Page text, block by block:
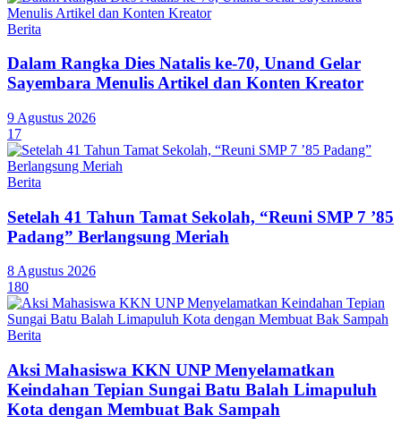
Berita
Dalam Rangka Dies Natalis ke-70, Unand Gelar
Sayembara Menulis Artikel dan Konten Kreator
9 Agustus 2026
17
Berita
Setelah 41 Tahun Tamat Sekolah, “Reuni SMP 7 ’85
Padang” Berlangsung Meriah
8 Agustus 2026
180
Berita
Aksi Mahasiswa KKN UNP Menyelamatkan
Keindahan Tepian Sungai Batu Balah Limapuluh
Kota dengan Membuat Bak Sampah